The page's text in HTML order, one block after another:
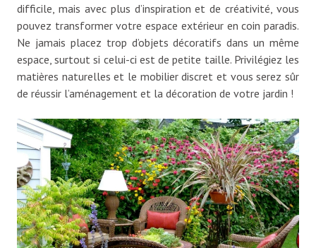
difficile, mais avec plus d’inspiration et de créativité, vous
pouvez transformer votre espace extérieur en coin paradis.
Ne jamais placez trop d’objets décoratifs dans un même
espace, surtout si celui-ci est de petite taille. Privilégiez les
matières naturelles et le mobilier discret et vous serez sûr
de réussir l’aménagement et la décoration de votre jardin !